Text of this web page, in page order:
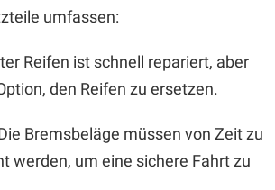
umfassen:
Reifen ist schnell repariert, aber
den Reifen zu ersetzen.
Bremsbeläge müssen von Zeit zu
werden, um eine sichere Fahrt zu